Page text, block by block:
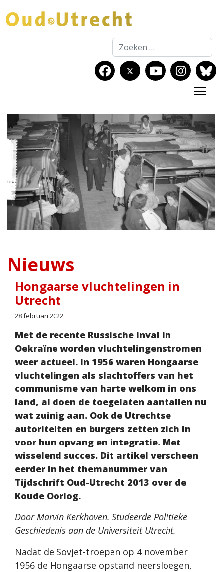
Zoeken
Nieuws
Hongaarse vluchtelingen in
Utrecht
28 februari 2022
Met de recente Russische inval in
Oekraïne worden vluchtelingenstromen
weer actueel. In 1956 waren Hongaarse
vluchtelingen als slachtoffers van het
communisme van harte welkom in ons
land, al doen de toegelaten aantallen nu
wat zuinig aan. Ook de Utrechtse
autoriteiten en burgers zetten zich in
voor hun opvang en integratie. Met
wisselend succes. Dit artikel verscheen
eerder in het themanummer van
Tijdschrift Oud-Utrecht 2013 over de
Koude Oorlog.
Door Marvin Kerkhoven. Studeerde Politieke
Geschiedenis aan de Universiteit Utrecht.
Nadat de Sovjet-troepen op 4 november
1956 de Hongaarse opstand neersloegen,